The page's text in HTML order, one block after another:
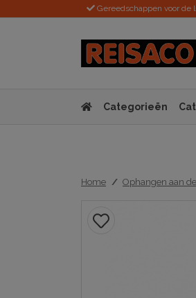
Gereedschappen voor de
Categorieën
Home Ophangen aan